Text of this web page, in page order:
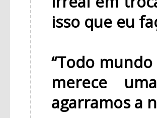
isso que eu
“Todo
merece
agarramos a